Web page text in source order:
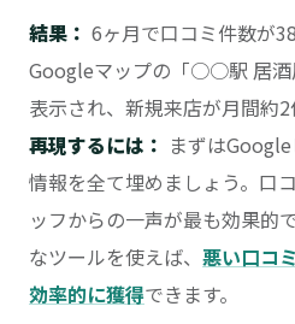
結果： 6ヶ月で口コミ件数が
Googleマップの「○○駅 居酒
表示され、新規来店が月間約2
再現するには： まずは
情報を全て埋めましょう。口
ッフからの一声が最も効果的
なツールを使えば、 悪い口コ
効率的に獲得できます。